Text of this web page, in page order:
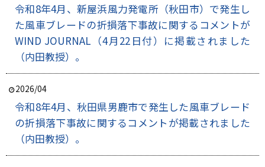
令和8年4月、新屋浜風力発電所（秋田市）で発生し
た風車ブレードの折損落下事故に関するコメントが
WIND JOURNAL（4月22日付）に掲載されました
（内田教授）。
2026/04
令和8年4月、秋田県男鹿市で発生した風車ブレード
の折損落下事故に関するコメントが掲載されました
（内田教授）。